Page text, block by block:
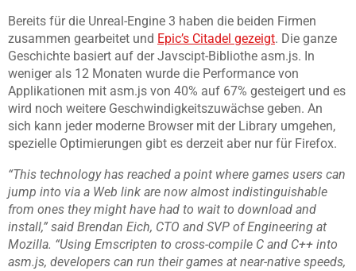
Bereits für die Unreal-Engine 3 haben die beiden Firmen
zusammen gearbeitet und Epic’s Citadel gezeigt. Die ganze
Geschichte basiert auf der Javscipt-Bibliothe asm.js. In
weniger als 12 Monaten wurde die Performance von
Applikationen mit asm.js von 40% auf 67% gesteigert und es
wird noch weitere Geschwindigkeitszuwächse geben. An
sich kann jeder moderne Browser mit der Library umgehen,
spezielle Optimierungen gibt es derzeit aber nur für Firefox.
“This technology has reached a point where games users can
jump into via a Web link are now almost indistinguishable
from ones they might have had to wait to download and
install,” said Brendan Eich, CTO and SVP of Engineering at
Mozilla. “Using Emscripten to cross-compile C and C++ into
asm.js, developers can run their games at near-native speeds,